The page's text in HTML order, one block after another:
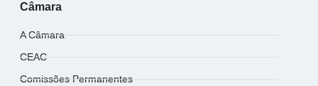
Câmara
A Câmara
CEAC
Comissões Permanentes